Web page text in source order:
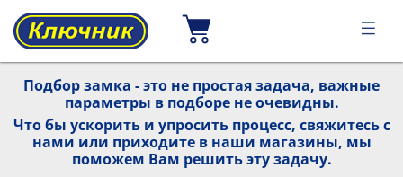
Подбор замка - это не простая задача, важные
параметры в подборе не очевидны.
Что бы ускорить и упросить процесс, свяжитесь с
нами или приходите в наши магазины, мы
поможем Вам решить эту задачу.